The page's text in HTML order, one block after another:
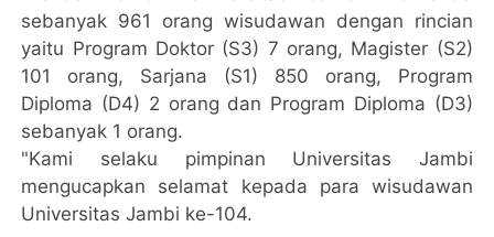
sebanyak 961 orang wisudawan dengan rincian
yaitu Program Doktor (S3) 7 orang, Magister (S2)
101 orang, Sarjana (S1) 850 orang, Program
Diploma (D4) 2 orang dan Program Diploma (D3)
sebanyak 1 orang.
"Kami selaku pimpinan Universitas Jambi
mengucapkan selamat kepada para wisudawan
Universitas Jambi ke-104.